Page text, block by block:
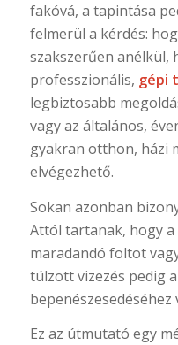
fakóvá, a tapintása
felmerül a kérdés:
szakszerűen anélkül,
professzionális, gépi
legbiztosabb
vagy az általános,
gyakran otthon, házi
elvégezhető.
Sokan azonban
Attól tartanak, hogy
maradandó foltot
túlzott vizezés pedig
bepenészesedéséhez
Ez az útmutató egy